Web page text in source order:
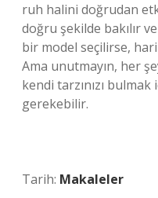
ruh halini doğrudan
doğru şekilde bakılır
bir model seçilirse,
Ama unutmayın, her
kendi tarzınızı
gerekebilir.
Tarih: Makaleler